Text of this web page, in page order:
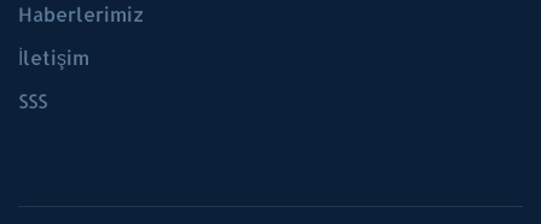
Haberlerimiz
İletişim
SSS